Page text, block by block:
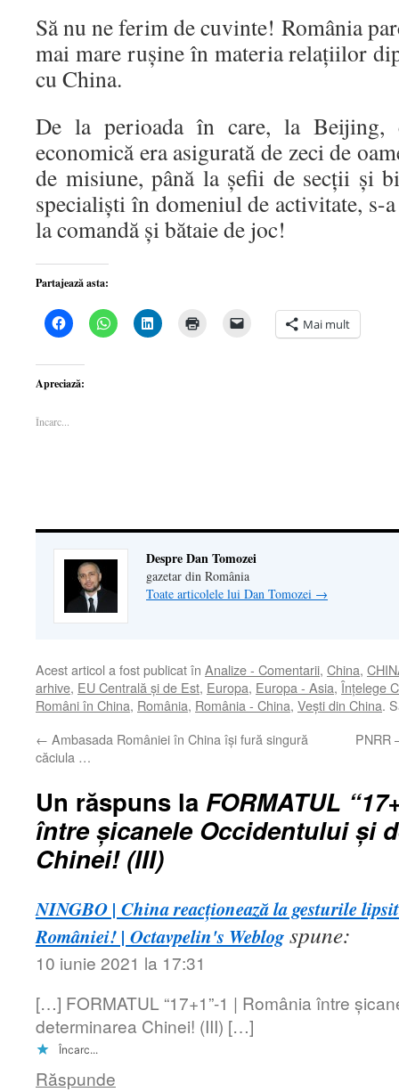
Să nu ne ferim de cuvinte! România
mai mare rușine în materia relațiilor
cu China.
De la perioada în care, la Beijing,
economică era asigurată de zeci de
de misiune, până la șefii de secții și
specialiști în domeniul de activitate, s-
la comandă și bătaie de joc!
Partajează asta:
Dă
clic
partaja
pe
Facebook(Se
o
Dă
clic
Dă
clic
pentru
Mai mult
Apreciază:
Încarc...
Despre Dan Tomozei
gazetar din România
Toate articolele lui Dan Tomozei →
Acest articol a fost publicat în Analize - Comentarii, China,
arhive, EU Centrală şi de Est, Europa, Europa - Asia, Înţelege
Români în China, România, România - China, Veşti din China.
← Ambasada României în China își fură singură
căciula …
PNRR
Un răspuns la FORMATUL
între șicanele Occidentului și
Chinei! (III)
NINGBO | China reacționează la gesturile
României! | Octavpelin's Weblog spune:
10 iunie 2021 la 17:31
[…] FORMATUL “17+1”-1 | România între
determinarea Chinei! (III) […]
Încarc...
Răspunde